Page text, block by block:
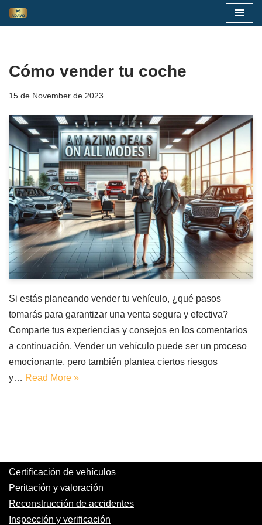
content
Cómo vender tu coche
15 de November de 2023
Si estás planeando vender tu vehículo, ¿qué pasos
tomarás para garantizar una venta segura y efectiva?
Comparte tus experiencias y consejos en los comentarios
a continuación. Vender un vehículo puede ser un proceso
emocionante, pero también plantea ciertos riesgos
y… Read More »
Certificación de vehículos
Peritación y valoración
Reconstrucción de accidentes
Inspección y verificación